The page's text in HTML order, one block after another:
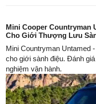
Mini Cooper Countryman
Cho Giới Thượng Lưu
Mini Countryman Untamed
cho giới sành điệu. Đánh
nghiệm vận hành.